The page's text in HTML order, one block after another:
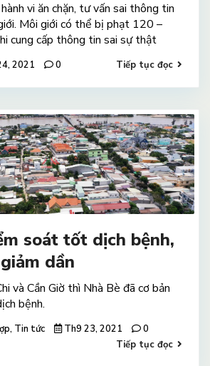
vi ăn chặn, tư vấn sai thông tin
Môi giới có thể bị phạt 120 –
cung cấp thông tin sai sự thật
2021 0 Tiếp tục đọc
soát tốt dịch bệnh,
dần
và Cần Giờ thì Nhà Bè đã cơ bản
bệnh.
, Tin tức Th9 23, 2021
0
Tiếp tục đọc